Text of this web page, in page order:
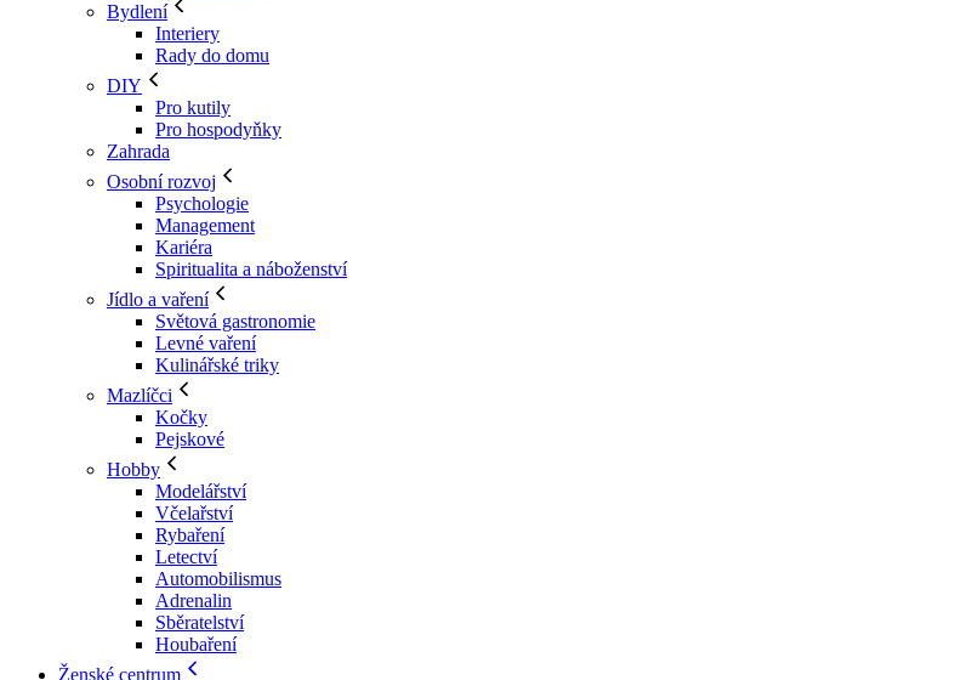
Bydlení
Interiery
Rady do domu
DIY
Pro kutily
Pro hospodyňky
Zahrada
Osobní rozvoj
Psychologie
Management
Kariéra
Spiritualita a náboženství
Jídlo a vaření
Světová gastronomie
Levné vaření
Kulinářské triky
Mazlíčci
Kočky
Pejskové
Hobby
Modelářství
Včelařství
Rybaření
Letectví
Automobilismus
Adrenalin
Sběratelství
Houbaření
Ženské centrum